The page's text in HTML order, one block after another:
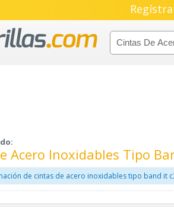
Acero Inoxidables Tipo
de cintas de acero inoxidables tipo band it